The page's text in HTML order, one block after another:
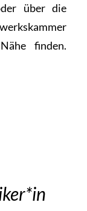
über die
finden.